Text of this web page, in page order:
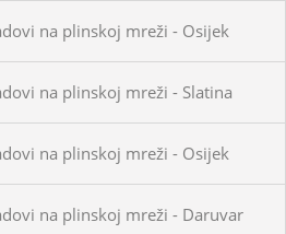
na plinskoj mreži - Osijek
na plinskoj mreži - Slatina
na plinskoj mreži - Osijek
na plinskoj mreži - Daruvar